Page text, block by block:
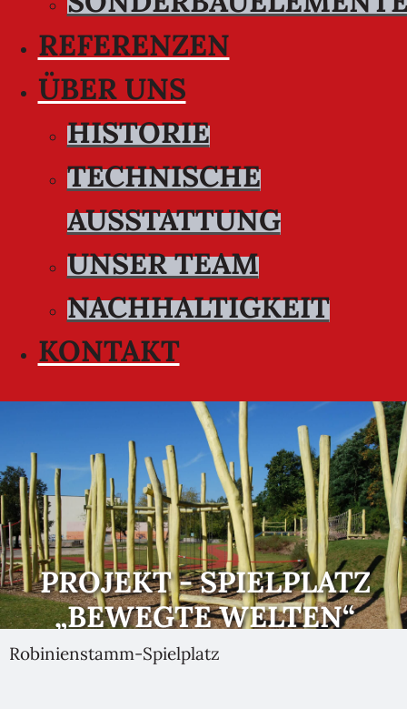
REFERENZEN
ÜBER UNS
HISTORIE
TECHNISCHE
AUSSTATTUNG
UNSER TEAM
NACHHALTIGKEIT
KONTAKT
PROJEKT - SPIELPLATZ
„BEWEGTE WELTEN“
FRANKFURT (ODER)
Robinienstamm-Spielplatz